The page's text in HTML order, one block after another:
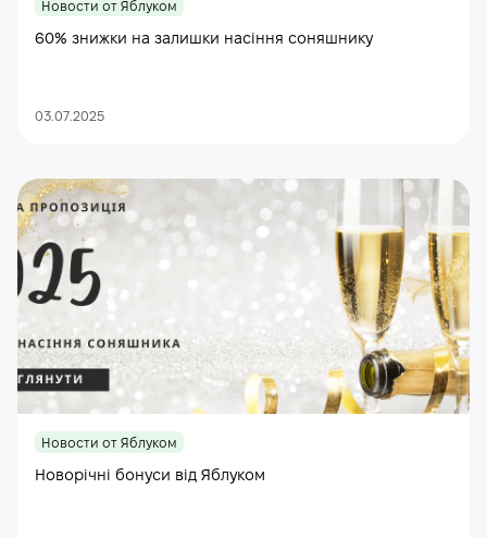
Новости от Яблуком
60% знижки на залишки насіння соняшнику
03.07.2025
Новости от Яблуком
Новорічні бонуси від Яблуком